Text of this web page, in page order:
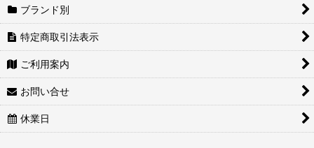
ブランド別
特定商取引法表示
ご利用案内
お問い合せ
休業日